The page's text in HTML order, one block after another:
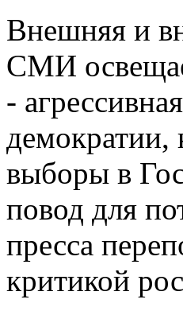
Внешняя и
СМИ
-
демократии,
выборы в
повод для
пресса
критикой